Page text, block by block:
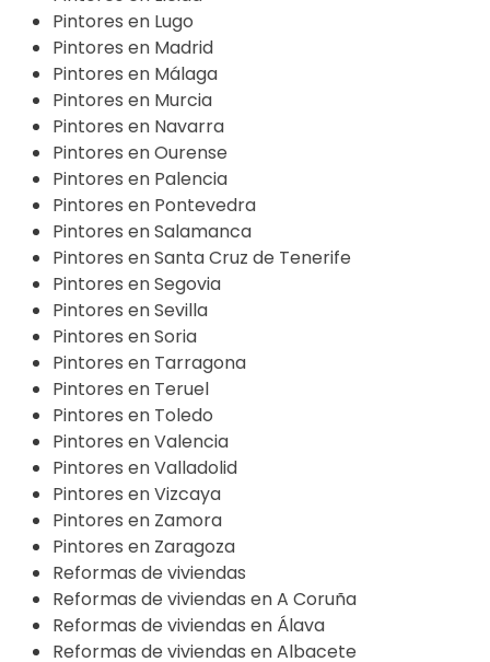
Pintores en Lugo
Pintores en Madrid
Pintores en Málaga
Pintores en Murcia
Pintores en Navarra
Pintores en Ourense
Pintores en Palencia
Pintores en Pontevedra
Pintores en Salamanca
Pintores en Santa Cruz de Tenerife
Pintores en Segovia
Pintores en Sevilla
Pintores en Soria
Pintores en Tarragona
Pintores en Teruel
Pintores en Toledo
Pintores en Valencia
Pintores en Valladolid
Pintores en Vizcaya
Pintores en Zamora
Pintores en Zaragoza
Reformas de viviendas
Reformas de viviendas en A Coruña
Reformas de viviendas en Álava
Reformas de viviendas en Albacete